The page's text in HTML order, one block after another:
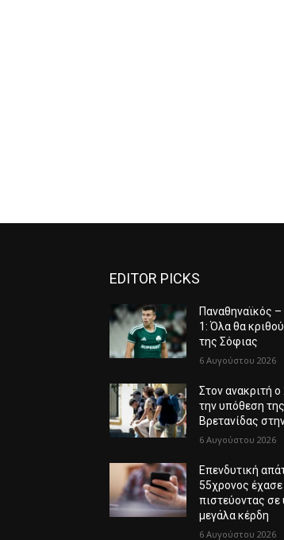
EDITOR PICKS
Παναθηναϊκός
1: Όλα θα
της Σόφιας
6 Αυγούστου 2026
Στον ανακριτή
την υπόθεση
Βρετανίδας
6 Αυγούστου 2026
Επενδυτική
55χρονος
πιστεύοντας σε
μεγάλα κέρδη
6 Αυγούστου 2026